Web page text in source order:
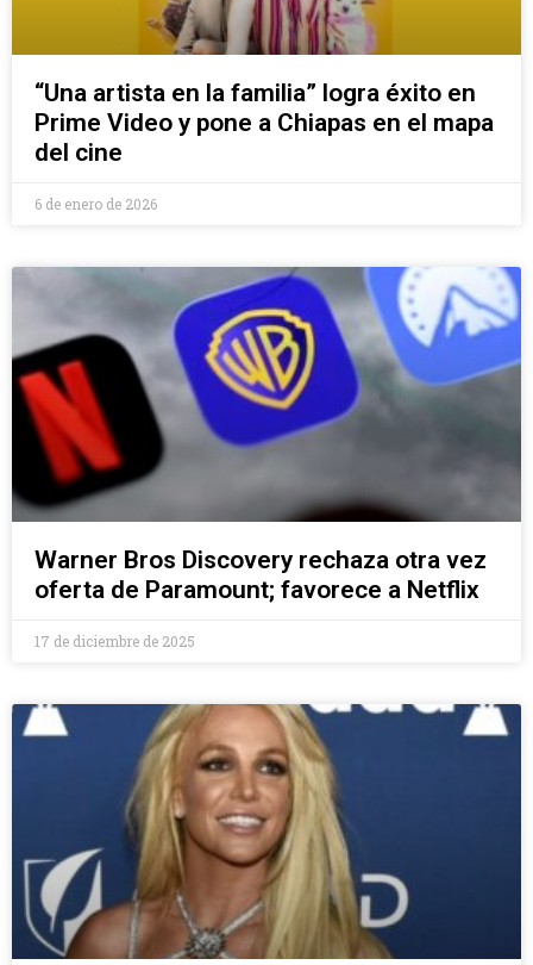
“Una artista en la familia” logra éxito en
Prime Video y pone a Chiapas en el mapa
del cine
6 de enero de 2026
Warner Bros Discovery rechaza otra vez
oferta de Paramount; favorece a Netflix
17 de diciembre de 2025